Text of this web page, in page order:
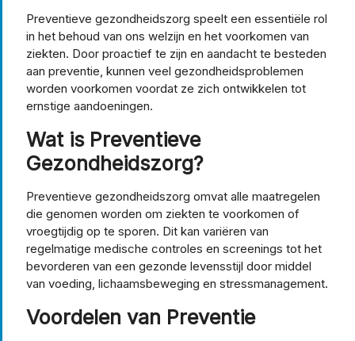
Preventieve gezondheidszorg speelt een essentiële rol
in het behoud van ons welzijn en het voorkomen van
ziekten. Door proactief te zijn en aandacht te besteden
aan preventie, kunnen veel gezondheidsproblemen
worden voorkomen voordat ze zich ontwikkelen tot
ernstige aandoeningen.
Wat is Preventieve
Gezondheidszorg?
Preventieve gezondheidszorg omvat alle maatregelen
die genomen worden om ziekten te voorkomen of
vroegtijdig op te sporen. Dit kan variëren van
regelmatige medische controles en screenings tot het
bevorderen van een gezonde levensstijl door middel
van voeding, lichaamsbeweging en stressmanagement.
Voordelen van Preventie